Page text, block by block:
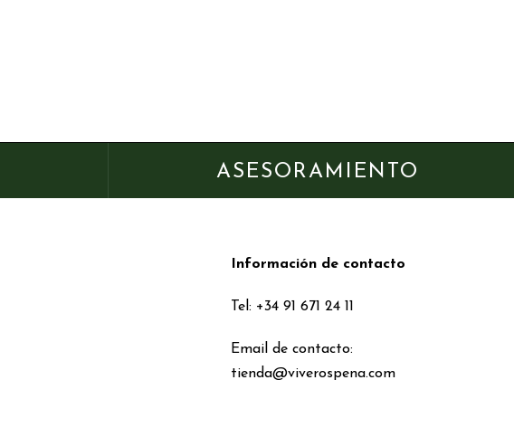
ASESORAMIENTO
Información de contacto
Tel: +34 91 671 24 11
Email de contacto:
tienda@viverospena.com